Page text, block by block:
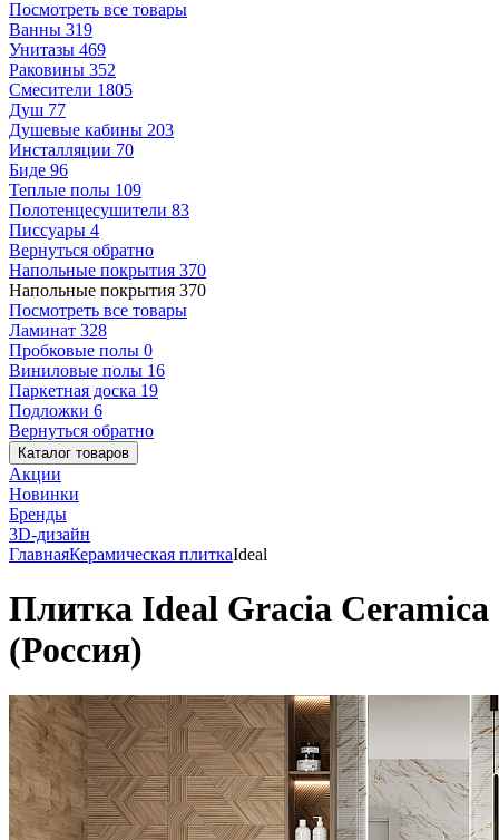
Посмотреть все товары
Ванны 319
Унитазы 469
Раковины 352
Смесители 1805
Душ 77
Душевые кабины 203
Инсталляции 70
Биде 96
Теплые полы 109
Полотенцесушители 83
Писсуары 4
Вернуться обратно
Напольные покрытия 370
Напольные покрытия 370
Посмотреть все товары
Ламинат 328
Пробковые полы 0
Виниловые полы 16
Паркетная доска 19
Подложки 6
Вернуться обратно
Каталог товаров
Акции
Новинки
Бренды
3D-дизайн
ГлавнаяКерамическая плиткаIdeal
Плитка Ideal Gracia Ceramica
(Россия)